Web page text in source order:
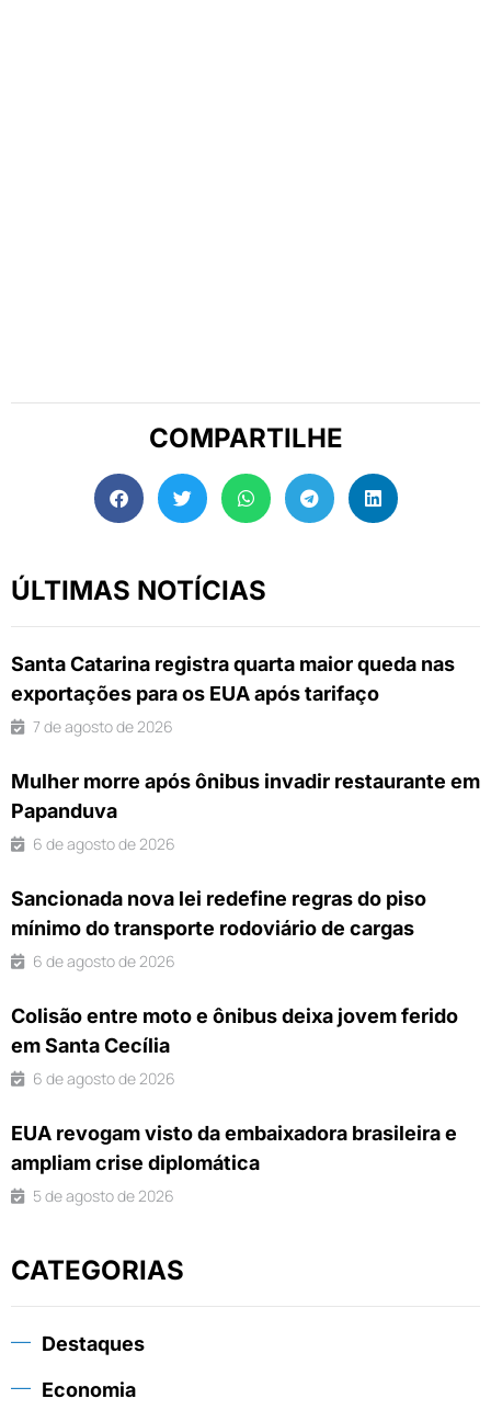
COMPARTILHE
ÚLTIMAS NOTÍCIAS
Santa Catarina registra quarta maior queda nas
exportações para os EUA após tarifaço
7 de agosto de 2026
Mulher morre após ônibus invadir restaurante em
Papanduva
6 de agosto de 2026
Sancionada nova lei redefine regras do piso
mínimo do transporte rodoviário de cargas
6 de agosto de 2026
Colisão entre moto e ônibus deixa jovem ferido
em Santa Cecília
6 de agosto de 2026
EUA revogam visto da embaixadora brasileira e
ampliam crise diplomática
5 de agosto de 2026
CATEGORIAS
Destaques
Economia